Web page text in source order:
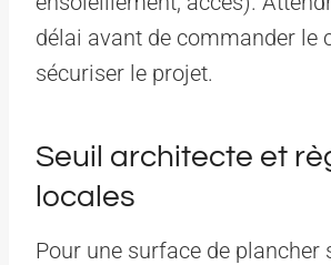
délai avant de commander le
sécuriser le projet.
Seuil architecte et
locales
Pour une surface de plancher